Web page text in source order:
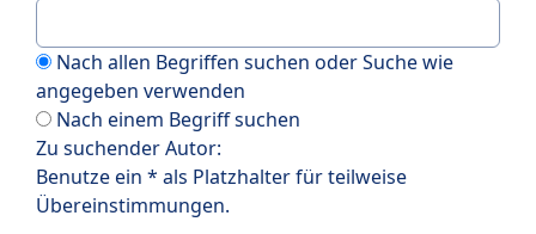
Nach allen Begriffen suchen oder Suche wie
angegeben verwenden
Nach einem Begriff suchen
Zu suchender Autor:
Benutze ein * als Platzhalter für teilweise
Übereinstimmungen.